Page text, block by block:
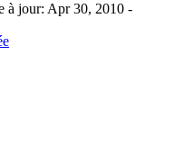
à jour: Apr 30, 2010 -